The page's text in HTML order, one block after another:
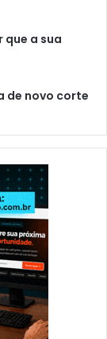
que a sua
de novo corte